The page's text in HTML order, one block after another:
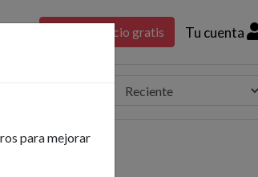
Pon tu anuncio gratis Tu cuenta
para mejorar